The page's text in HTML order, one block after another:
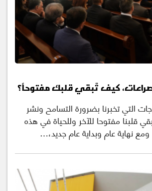
كيف تٌبقي قلبك مفتوحاً؟
التي تخبرنا بضرورة التسامح ونشر
قلبنا مفتوحا للآخر وللحياة في هذه
ومع نهاية عام وبداية عام جديد،…